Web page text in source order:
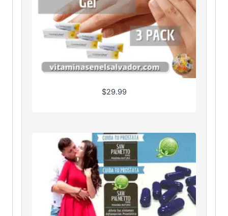
$29.99